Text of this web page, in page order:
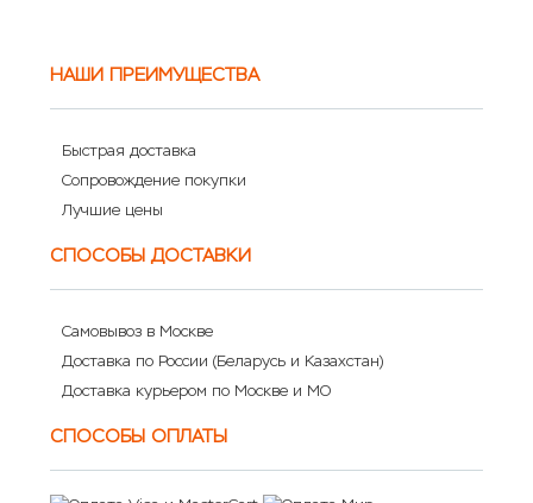
НАШИ ПРЕИМУЩЕСТВА
Быстрая доставка
Сопровождение покупки
Лучшие цены
СПОСОБЫ ДОСТАВКИ
Самовывоз в Москве
Доставка по России (Беларусь и Казахстан)
Доставка курьером по Москве и МО
СПОСОБЫ ОПЛАТЫ